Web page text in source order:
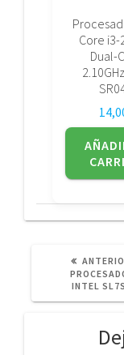
Core i3-
Dual-
INTEL